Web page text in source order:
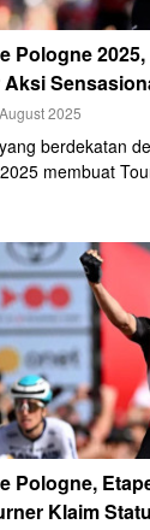
Pologne
Aksi
2025
berdekatan
membuat
Pologne,
Klaim